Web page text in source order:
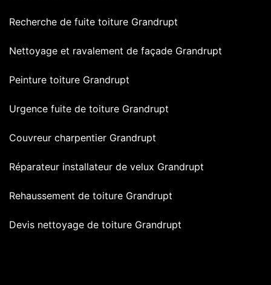
Recherche de fuite toiture Grandrupt
Nettoyage et ravalement de façade Grandrupt
Peinture toiture Grandrupt
Urgence fuite de toiture Grandrupt
Couvreur charpentier Grandrupt
Réparateur installateur de velux Grandrupt
Rehaussement de toiture Grandrupt
Devis nettoyage de toiture Grandrupt